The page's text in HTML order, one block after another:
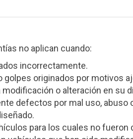
no aplican cuando:
incorrectamente.
golpes originados por motivos
modificación o alteración en su
defectos por mal uso,
para los cuales no fueron